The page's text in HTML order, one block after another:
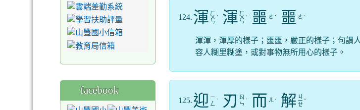
124. 渾 ㄏ
ㄨ
ㄣ
ˊ 渾 ㄏ
ㄨ
ㄣ
ˊ 噩 ㄜ ˋ 噩 ㄜ ˋ
渾渾，渾厚的樣子；噩噩，嚴正的樣子；句謂
容人糊里糊塗，或對事物無所用心的樣子。
125. 迎 ㄧ
ㄥ ˊ 刃
ㄖ
ㄣ ˋ 而 ㄦ ˊ 解 ㄐ
ㄧ
ㄝ
ˇ
facebook